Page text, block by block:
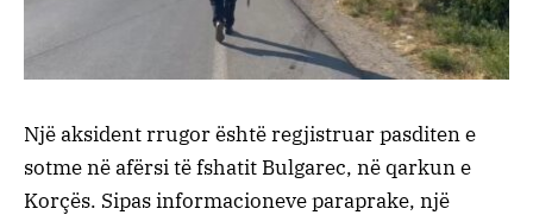
Një aksident rrugor është regjistruar pasditen e
sotme në afërsi të fshatit Bulgarec, në qarkun e
Korçës. Sipas informacioneve paraprake, një